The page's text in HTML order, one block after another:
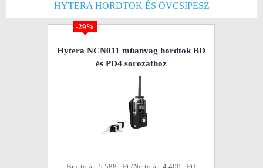
HYTERA HORDTOK ÉS ÖVCSIPESZ
-29%
Hytera NCN011 műanyag hordtok BD
és PD4 sorozathoz